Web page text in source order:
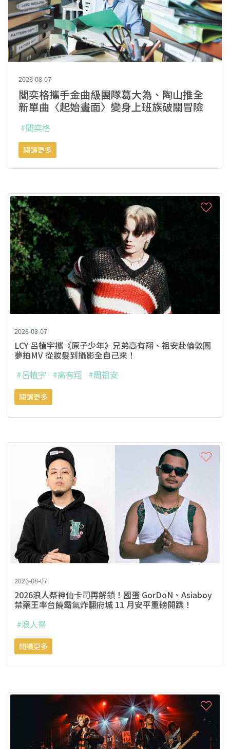
2026-08-07
閻奕格攜手金曲級團隊葛大為、陶山推全
新單曲〈起始畫面〉變身上班族破關冒險
#閻奕格
閱讀更多
2026-08-07
LCY 呂植宇攜《原子少年》兄弟高有翔、祖安赴倫敦圓
夢拍MV 從妝髮到攝影全自己來！
#呂植宇 #高有翔 #周祖安
閱讀更多
2026-08-07
2026浪人祭神仙卡司再解鎖！國蛋 GorDoN、Asiaboy
禁藥王率台饒霸氣炸翻府城 11 月安平重磅開躁！
#浪人祭
閱讀更多